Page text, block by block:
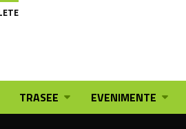
TRASEE EVENIMENTE